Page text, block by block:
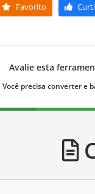
Favorito
Avalie esta
Você precisa converter e